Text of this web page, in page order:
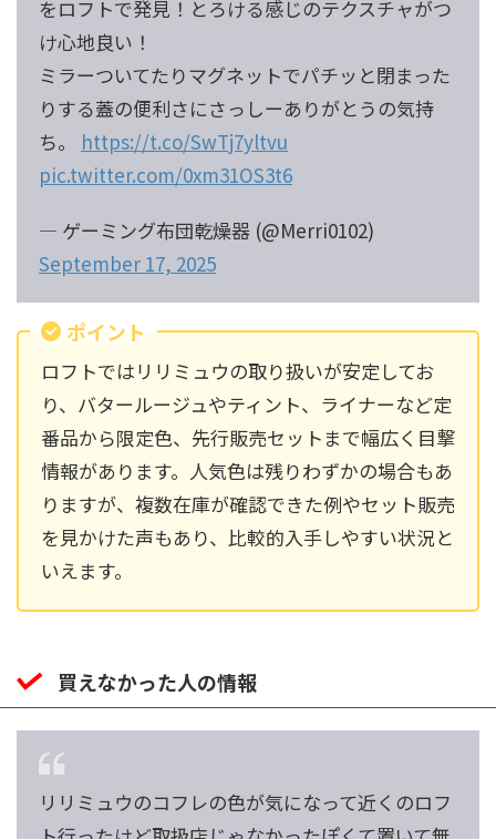
をロフトで発見！とろける感じのテクスチャがつ
け心地良い！
ミラーついてたりマグネットでパチッと閉まった
りする蓋の便利さにさっしーありがとうの気持
ち。 https://t.co/SwTj7yltvu
pic.twitter.com/0xm31OS3t6
— ゲーミング布団乾燥器 (@Merri0102)
September 17, 2025
ポイント
ロフトではリリミュウの取り扱いが安定してお
り、バタールージュやティント、ライナーなど定
番品から限定色、先行販売セットまで幅広く目撃
情報があります。人気色は残りわずかの場合もあ
りますが、複数在庫が確認できた例やセット販売
を見かけた声もあり、比較的入手しやすい状況と
いえます。
買えなかった人の情報
リリミュウのコフレの色が気になって近くのロフ